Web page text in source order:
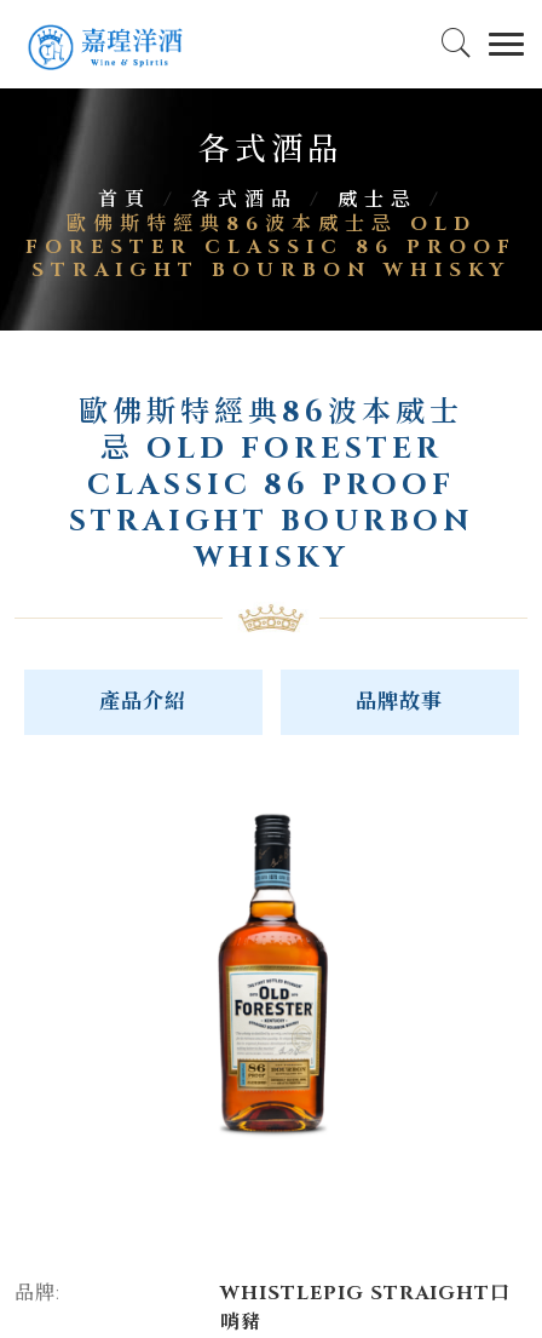
各式酒品
首頁 / 各式酒品 / 威士忌
/
歐佛斯特經典86波本威士忌 OLD
FORESTER CLASSIC 86 PROOF
STRAIGHT BOURBON WHISKY
歐佛斯特經典86波本威士
忌 OLD FORESTER
CLASSIC 86 PROOF
STRAIGHT BOURBON
WHISKY
產品介紹 品牌故事
品牌:
WHISTLEPIG STRAIGHT口
哨豬